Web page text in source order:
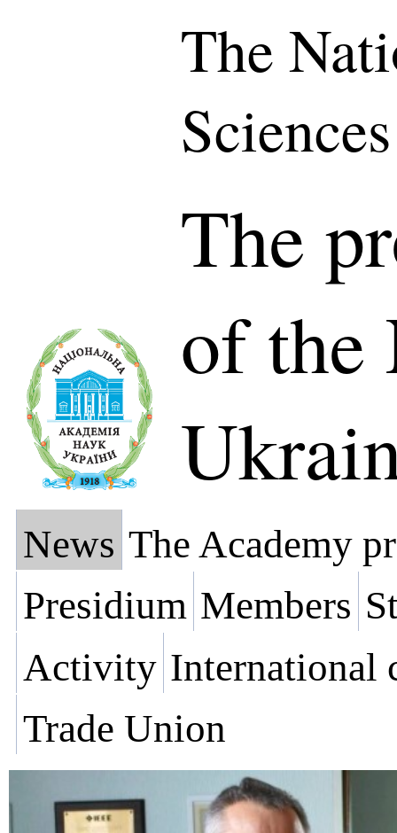
The
The
of the
News The Academy
Presidium Members
Activity International
Trade Union